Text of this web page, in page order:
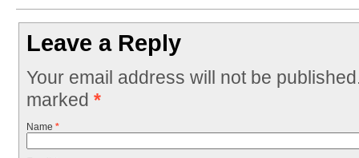
Leave a Reply
Your email address will not be
marked *
Name *